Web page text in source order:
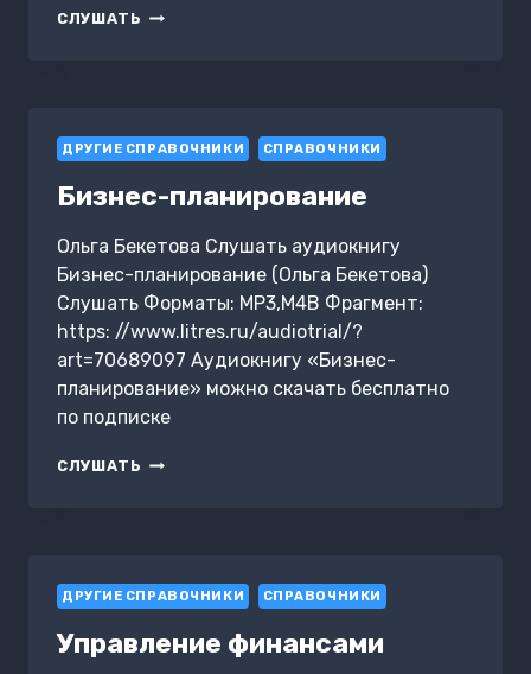
СЛУШАТЬ КНИГА
ДРУГИЕ СПРАВОЧНИКИ СПРАВОЧНИКИ
Бизнес-планирование
Ольга Бекетова Слушать аудиокнигу
Бизнес-планирование (Ольга Бекетова)
Слушать Форматы: MP3,M4B Фрагмент:
https: //www.litres.ru/audiotrial/?
art=70689097 Аудиокнигу «Бизнес-
планирование» можно скачать бесплатно
по подписке
СЛУШАТЬ БИЗНЕС-
ДРУГИЕ СПРАВОЧНИКИ СПРАВОЧНИКИ
Управление финансами